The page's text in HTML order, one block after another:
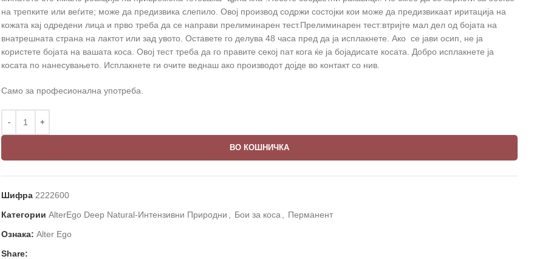
на трепките или веѓите; може да предизвика слепило. Овој производ содржи состојки кои може да предизвикаат иритација на
кожата кај одредени лица и прво треба да се направи прелиминарен тест.Прелиминарен тест:втријте мал дел од бојата на
внатрешната страна на лактот или зад увото. Оставете го делува 48 часа пред да ја исплакнете. Ако се јави осип, не ја
користете бојата на вашата коса. Овој тест треба да го правите секој пат кога ќе ја бојадисате косата. Добро исплакнете ја
косата по нанесувањето. Исплакнете ги очите веднаш ако производот дојде во контакт со нив.
Само за професионална употреба.
ВО КОШНИЧКА
Шифра 2222600
Категории AlterEgo Deep Natural-Интензивни Природни Бои за коса
Перманент
Ознака: Alter Ego
Share: